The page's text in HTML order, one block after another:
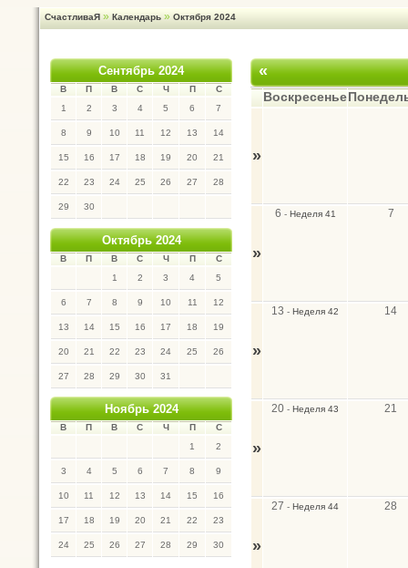
СчастливаЯ » Календарь » Октября 2024
Сентябрь 2024
В П В С Ч П
С
1
2 3 4 5 6 7
8 9 10 11 12 13 14
15 16 17 18 19 20 21
22 23 24 25 26 27 28
29 30
Октябрь 2024
В П В С Ч П
С
1
2 3 4 5
6 7 8 9 10 11 12
13 14 15 16 17 18 19
20 21 22 23 24 25 26
27 28 29 30 31
Ноябрь 2024
В П В С Ч П
С
1
2
3 4 5 6 7 8 9
10 11 12 13 14 15 16
17 18 19 20 21 22 23
24 25 26 27 28 29 30
«
Воскресенье
»
»
6 - Неделя 41 7
»
13 - Неделя 42 14
»
20 - Неделя 43 21
»
27 - Неделя 44 28